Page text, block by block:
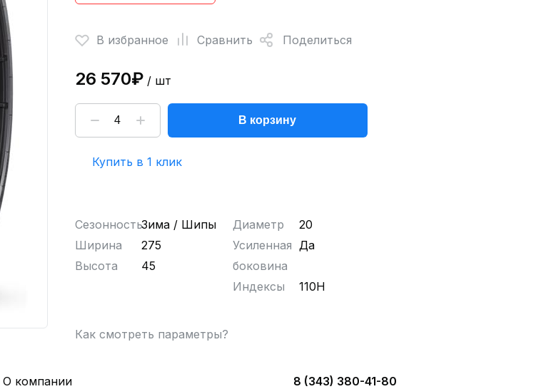
В избранное Сравнить Поделиться
26 570₽/ шт
В корзину
Купить в 1 клик
СезонностьЗима / Шипы
Ширина
275
Высота
45
Диаметр
20
Усиленная
боковина
Да
Индексы 110H
Как смотреть параметры?
О компании 8 (343) 380-41-80